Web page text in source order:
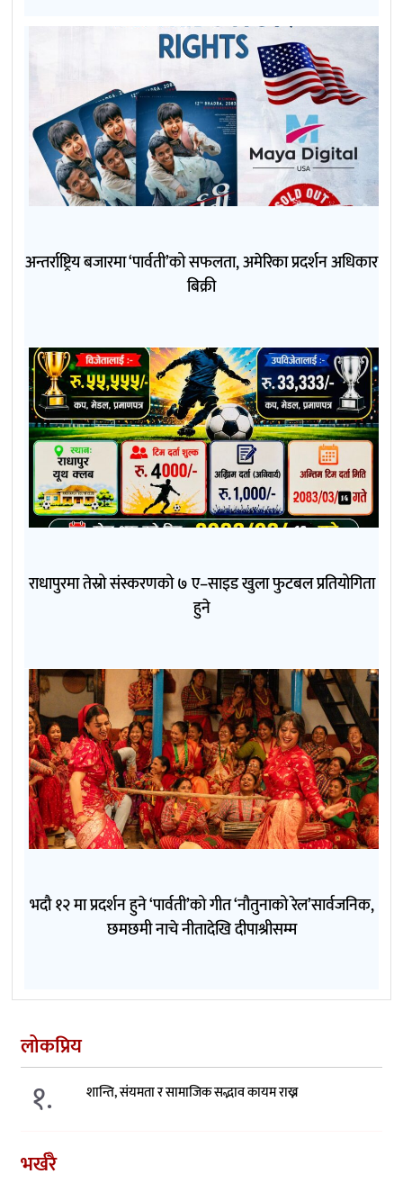
अन्तर्राष्ट्रिय बजारमा ‘पार्वती’को सफलता, अमेरिका प्रदर्शन अधिकार
बिक्री
राधापुरमा तेस्रो संस्करणको ७ ए–साइड खुला फुटबल प्रतियोगिता
हुने
भदौ १२ मा प्रदर्शन हुने ‘पार्वती’को गीत ‘नौतुनाको रेल’सार्वजनिक,
छमछमी नाचे नीतादेखि दीपाश्रीसम्म
लोकप्रिय
१. शान्ति, संयमता र सामाजिक सद्भाव कायम राख्न
भर्खरै